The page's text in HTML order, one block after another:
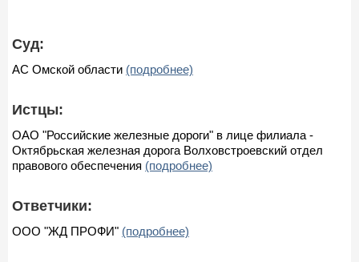
Суд:
АС Омской области (подробнее)
Истцы:
ОАО "Российские железные дороги" в лице филиала -
Октябрьская железная дорога Волховстроевский отдел
правового обеспечения (подробнее)
Ответчики:
ООО "ЖД ПРОФИ" (подробнее)